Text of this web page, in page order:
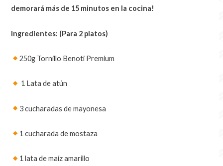
demorará más de 15 minutos en la cocina!
Ingredientes: (Para 2 platos)
250g Tornillo Benoti Premium
1 Lata de atún
3 cucharadas de mayonesa
1 cucharada de mostaza
1 lata de maíz amarillo